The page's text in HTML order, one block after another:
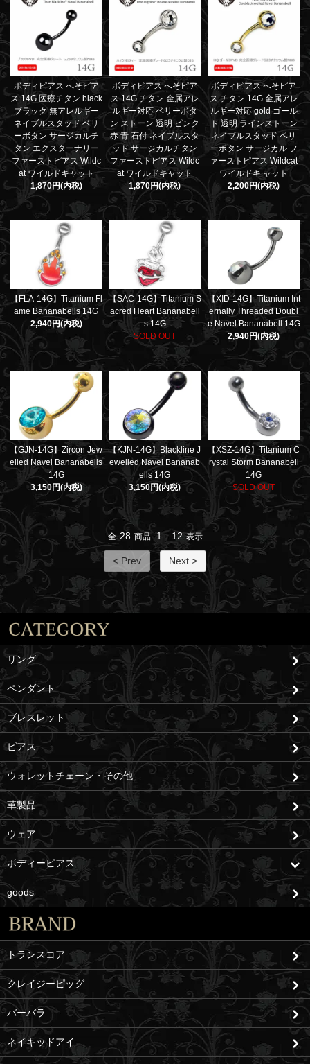
ボディピアス へそピア
ス 14G 医療チタン black
ブラック 無アレルギー
ネイブルスタッド ベリ
ーボタン サージカルチ
タン エクスターナリー
ファーストピアス Wildc
at ワイルドキャット
1,870円(内税)
ボディピアス へそピア
ス 14G チタン 金属アレ
ルギー対応 ベリーボタ
ン ストーン 透明 ピンク
赤 青 石付 ネイブルスタ
ッド サージカルチタン
ファーストピアス Wildc
at ワイルドキャット
1,870円(内税)
ボディピアス へそピア
ス チタン 14G 金属アレ
ルギー対応 gold ゴール
ド 透明 ラインストーン
ネイブルスタッド ベリ
ーボタン サージカル フ
ァーストピアス Wildcat
ワイルドキ ャット
2,200円(内税)
【FLA-14G】Titanium Fl
ame Bananabells 14G
2,940円(内税)
【SAC-14G】Titanium S
acred Heart Bananabell
s 14G
SOLD OUT
【XID-14G】Titanium Int
ernally Threaded Doubl
e Navel Bananabell 14G
2,940円(内税)
【GJN-14G】Zircon Jew
elled Navel Bananabells
14G
3,150円(内税)
【KJN-14G】Blackline J
ewelled Navel Bananab
ells 14G
3,150円(内税)
【XSZ-14G】Titanium C
rystal Storm Bananabell
14G
SOLD OUT
全 28 商品 1 - 12 表示
< Prev Next >
リング
ペンダント
ブレスレット
ピアス
ウォレットチェーン・その他
革製品
ウェア
ボディーピアス
goods
トランスコア
クレイジーピッグ
バーバラ
ネイキッドアイ